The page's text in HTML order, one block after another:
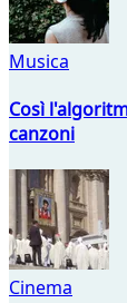
Musica
Così
canzoni
Cinema